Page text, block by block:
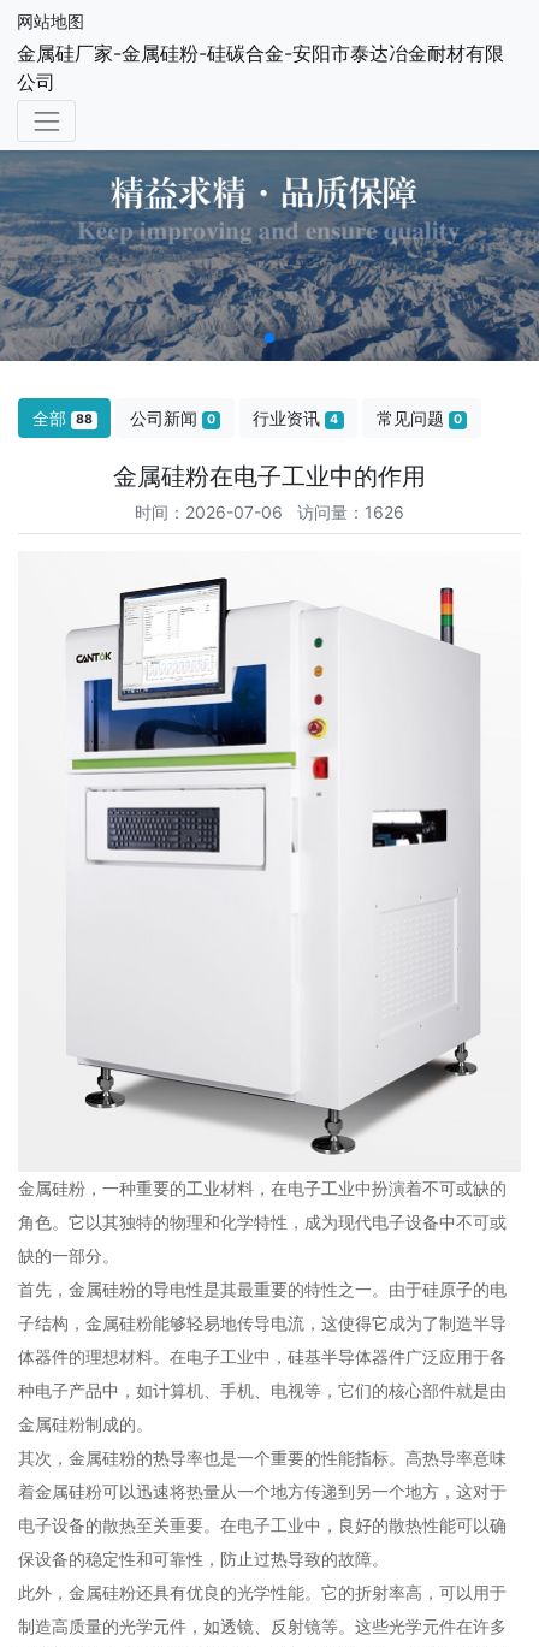
网站地图
金属硅厂家-金属硅粉-硅碳合金-安阳市泰达冶金耐材有限
公司
全部 88 公司新闻 0 行业资讯 4 常见问题 0
金属硅粉在电子工业中的作用
时间：2026-07-06 访问量：1626
金属硅粉，一种重要的工业材料，在电子工业中扮演着不可或缺的
角色。它以其独特的物理和化学特性，成为现代电子设备中不可或
缺的一部分。
首先，金属硅粉的导电性是其最重要的特性之一。由于硅原子的电
子结构，金属硅粉能够轻易地传导电流，这使得它成为了制造半导
体器件的理想材料。在电子工业中，硅基半导体器件广泛应用于各
种电子产品中，如计算机、手机、电视等，它们的核心部件就是由
金属硅粉制成的。
其次，金属硅粉的热导率也是一个重要的性能指标。高热导率意味
着金属硅粉可以迅速将热量从一个地方传递到另一个地方，这对于
电子设备的散热至关重要。在电子工业中，良好的散热性能可以确
保设备的稳定性和可靠性，防止过热导致的故障。
此外，金属硅粉还具有优良的光学性能。它的折射率高，可以用于
制造高质量的光学元件，如透镜、反射镜等。这些光学元件在许多